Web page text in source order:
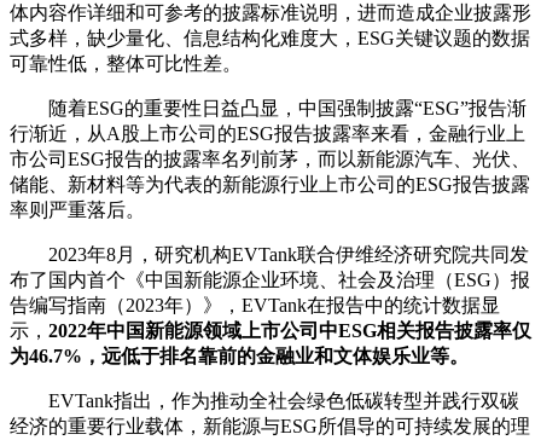
体内容作详细和可参考的披露标准说明，进而造成企业披露形
式多样，缺少量化、信息结构化难度大，ESG关键议题的数据
可靠性低，整体可比性差。
随着ESG的重要性日益凸显，中国强制披露“ESG”报告渐
行渐近，从A股上市公司的ESG报告披露率来看，金融行业上
市公司ESG报告的披露率名列前茅，而以新能源汽车、光伏、
储能、新材料等为代表的新能源行业上市公司的ESG报告披露
率则严重落后。
2023年8月，研究机构EVTank联合伊维经济研究院共同发
布了国内首个《中国新能源企业环境、社会及治理（ESG）报
告编写指南（2023年）》，EVTank在报告中的统计数据显
示， 2022年中国新能源领域上市公司中ESG相关报告披露率仅
为46.7%，远低于排名靠前的金融业和文体娱乐业等。
EVTank指出，作为推动全社会绿色低碳转型并践行双碳
经济的重要行业载体，新能源与ESG所倡导的可持续发展的理